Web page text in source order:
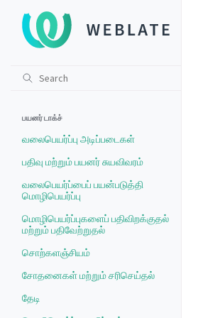
பயனர் டாக்ச்
வலைபெயர்ப்பு அடிப்படைகள்
பதிவு மற்றும் பயனர் சுயவிவரம்
வலைபெயர்ப்பைப் பயன்படுத்தி
மொழிபெயர்ப்பு
மொழிபெயர்ப்புகளைப் பதிவிறக்குதல்
மற்றும் பதிவேற்றுதல்
சொற்களஞ்சியம்
சோதனைகள் மற்றும் சரிசெய்தல்
தேடி